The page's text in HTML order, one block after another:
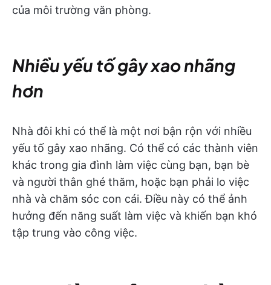
của môi trường văn phòng.
Nhiều yếu tố gây xao nhãng
hơn
Nhà đôi khi có thể là một nơi bận rộn với nhiều
yếu tố gây xao nhãng. Có thể có các thành viên
khác trong gia đình làm việc cùng bạn, bạn bè
và người thân ghé thăm, hoặc bạn phải lo việc
nhà và chăm sóc con cái. Điều này có thể ảnh
hưởng đến năng suất làm việc và khiến bạn khó
tập trung vào công việc.